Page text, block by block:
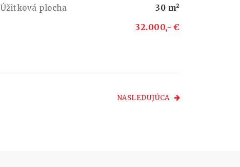
Úžitková plocha
30 m²
32.000,- €
NASLEDUJÚCA